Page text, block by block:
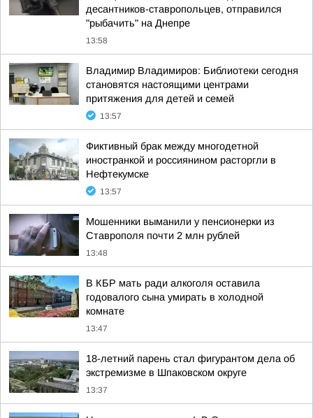
десантников-ставропольцев, отправился
"рыбачить" на Днепре
13:58
Владимир Владимиров: Библиотеки сегодня
становятся настоящими центрами
притяжения для детей и семей
13:57
Фиктивный брак между многодетной
иностранкой и россиянином расторгли в
Нефтекумске
13:57
Мошенники выманили у пенсионерки из
Ставрополя почти 2 млн рублей
13:48
В КБР мать ради алкоголя оставила
годовалого сына умирать в холодной
комнате
13:47
18-летний парень стал фигурантом дела об
экстремизме в Шпаковском округе
13:37